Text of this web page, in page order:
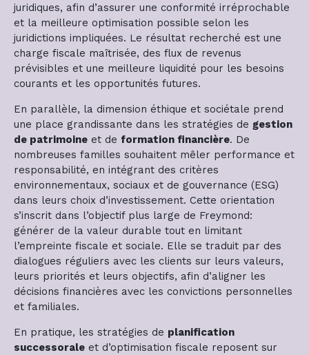
juridiques, afin d’assurer une conformité irréprochable
et la meilleure optimisation possible selon les
juridictions impliquées. Le résultat recherché est une
charge fiscale maîtrisée, des flux de revenus
prévisibles et une meilleure liquidité pour les besoins
courants et les opportunités futures.
En parallèle, la dimension éthique et sociétale prend
une place grandissante dans les stratégies de gestion
de patrimoine et de formation financière. De
nombreuses familles souhaitent mêler performance et
responsabilité, en intégrant des critères
environnementaux, sociaux et de gouvernance (ESG)
dans leurs choix d’investissement. Cette orientation
s’inscrit dans l’objectif plus large de Freymond:
générer de la valeur durable tout en limitant
l’empreinte fiscale et sociale. Elle se traduit par des
dialogues réguliers avec les clients sur leurs valeurs,
leurs priorités et leurs objectifs, afin d’aligner les
décisions financières avec les convictions personnelles
et familiales.
En pratique, les stratégies de planification
successorale et d’optimisation fiscale reposent sur